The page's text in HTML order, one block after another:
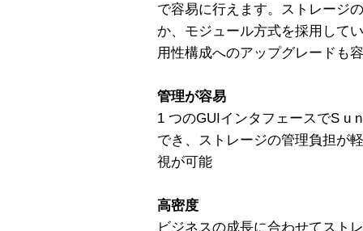
で容易に行えます。ストレージ
か、モジュール方式を採用して
用性構成へのアップグレードも
管理が容易
1 つのGUIインタフェースでS u
でき、ストレージの管理負担が
視が可能
高密度
ビジネスの成長に合わせてスト